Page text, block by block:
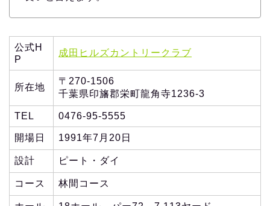
公式H
P
成田ヒルズカントリークラブ
所在地
〒270-1506
千葉県印旛郡栄町龍角寺1236-3
TEL 0476-95-5555
開場日 1991年7月20日
設計 ピート・ダイ
コース 林間コース